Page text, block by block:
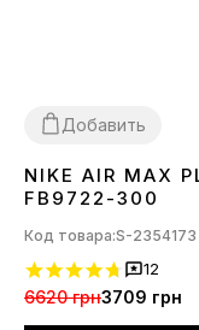
Добавить
4142 4344
NIKE AIR MAX
FB9722-300
Код товара:S-2354173
12
6620 грн3709 грн